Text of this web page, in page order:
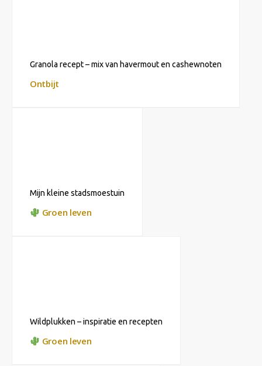
Granola recept – mix van havermout en cashewnoten
Ontbijt
Mijn kleine stadsmoestuin
Groen leven
Wildplukken – inspiratie en recepten
Groen leven